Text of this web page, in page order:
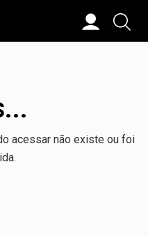
acessar não existe ou foi